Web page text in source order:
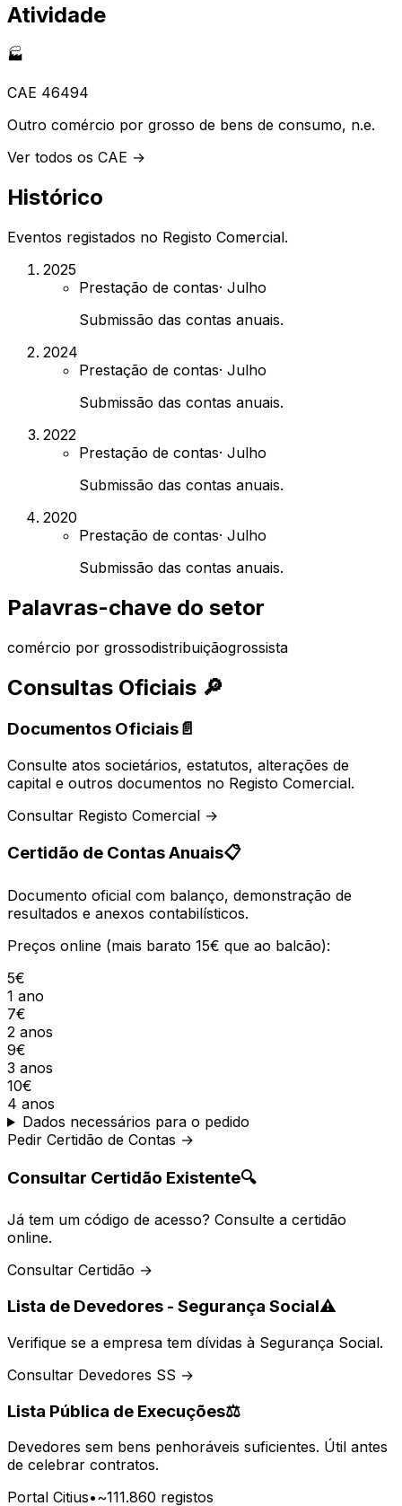
Atividade
🏭
CAE 46494
Outro comércio por grosso de bens de consumo, n.e.
Ver todos os CAE →
Histórico
Eventos registados no Registo Comercial.
2025
Prestação de contas· Julho
Submissão das contas anuais.
2024
Prestação de contas· Julho
Submissão das contas anuais.
2022
Prestação de contas· Julho
Submissão das contas anuais.
2020
Prestação de contas· Julho
Submissão das contas anuais.
Palavras-chave do setor
comércio por grossodistribuiçãogrossista
Consultas Oficiais 🔎
Documentos Oficiais📄
Consulte atos societários, estatutos, alterações de
capital e outros documentos no Registo Comercial.
Consultar Registo Comercial →
Certidão de Contas Anuais📋
Documento oficial com balanço, demonstração de
resultados e anexos contabilísticos.
Preços online (mais barato 15€ que ao balcão):
5€
1 ano
7€
2 anos
9€
3 anos
10€
4 anos
Dados necessários para o pedido
Pedir Certidão de Contas →
Consultar Certidão Existente🔍
Já tem um código de acesso? Consulte a certidão
online.
Consultar Certidão →
Lista de Devedores - Segurança Social⚠️
Verifique se a empresa tem dívidas à Segurança Social.
Consultar Devedores SS →
Lista Pública de Execuções⚖️
Devedores sem bens penhoráveis suficientes. Útil antes
de celebrar contratos.
Portal Citius•~111.860 registos